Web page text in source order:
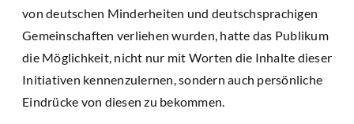
von deutschen Minderheiten und deutschsprachigen
Gemeinschaften verliehen wurden, hatte das Publikum
die Möglichkeit, nicht nur mit Worten die Inhalte dieser
Initiativen kennenzulernen, sondern auch persönliche
Eindrücke von diesen zu bekommen.